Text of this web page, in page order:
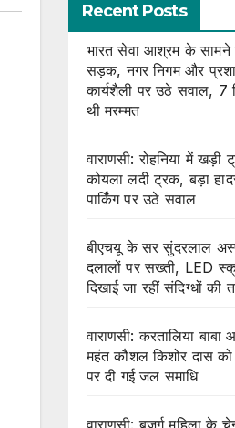
Recent Posts
भारत सेवा आश्रम के सामने
सड़क, नगर निगम और
कार्यशैली पर उठे सवाल, 7
थी मरम्मत
वाराणसी: रोहनिया में
कोयला लदी ट्रक, बड़ा
पार्किंग पर उठे सवाल
बीएचयू के सर सुंदरलाल
दलालों पर सख्ती, LED
दिखाई जा रहीं संदिग्धों की
वाराणसी: करतालिया
महंत कौशल किशोर दास को
पर दी गई जल समाधि
वाराणसी: बुजुर्ग महिला के